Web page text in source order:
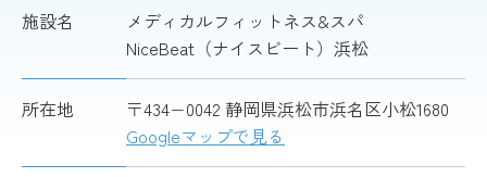
施設名
メディカルフィットネス&スパ
NiceBeat（ナイスビート）浜松
所在地
〒434−0042 静岡県浜松市浜名区小松1680
Googleマップで見る